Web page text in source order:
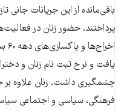
باقی‌مانده از این جریانات جانی
پرداختند. حضور زنان در
یافت و نرخ ثبت نام زنان و
چشمگیری داشت. زنان علاوه بر
فرهنگی، سیاسی و اجتماعی